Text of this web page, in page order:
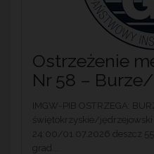
Ostrzeżenie
Nr 58 –
IMGW-PIB OSTRZEGA:
świętokrzyskie/
24:00/01.07.2026 deszcz
grad....